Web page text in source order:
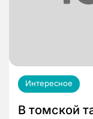
Интересное
В томской